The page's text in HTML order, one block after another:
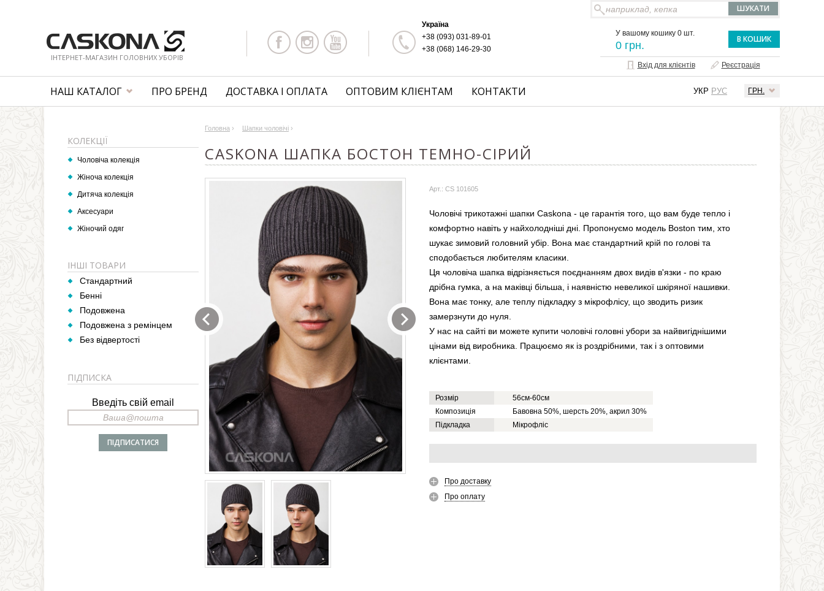
ІНТЕРНЕТ-МАГАЗИН ГОЛОВНИХ УБОРІВ
Україна
+38 (093) 031-89-01
+38 (068) 146-29-30
У вашому кошику 0 шт.
0 грн.
В КОШИК
Вхід для клієнтів Реєстрація
ГРН.
УКР РУС
НАШ КАТАЛОГ ПРО БРЕНД ДОСТАВКА І ОПЛАТА ОПТОВИМ КЛІЄНТАМ КОНТАКТИ
Головна › Шапки чоловічі ›
CASKONA ШАПКА БОСТОН ТЕМНО-СІРИЙ
Арт.: CS 101605
Чоловічі трикотажні шапки Caskona - це гарантія того, що вам буде тепло і
комфортно навіть у найхолодніші дні. Пропонуємо модель Boston тим, хто
шукає зимовий головний убір. Вона має стандартний крій по голові та
сподобається любителям класики.
Ця чоловіча шапка відрізняється поєднанням двох видів в'язки - по краю
дрібна гумка, а на маківці більша, і наявністю невеликої шкіряної нашивки.
Вона має тонку, але теплу підкладку з мікрофлісу, що зводить ризик
замерзнути до нуля.
У нас на сайті ви можете купити чоловічі головні убори за найвигіднішими
цінами від виробника. Працюємо як із роздрібними, так і з оптовими
клієнтами.
Розмір
56см-60см
Композиція
Бавовна 50%, шерсть 20%, акрил 30%
Підкладка
Мікрофліс
Про доставку
Про оплату
КОЛЕКЦІЇ
Чоловіча колекція
Жіноча колекція
Дитяча колекція
Аксесуари
Жіночий одяг
ІНШІ ТОВАРИ
Стандартний
Бенні
Подовжена
Подовжена з ремінцем
Без відвертості
ПІДПИСКА
Введіть свій email